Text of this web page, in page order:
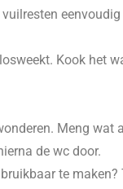
Kook het
Meng
de wc door.
te